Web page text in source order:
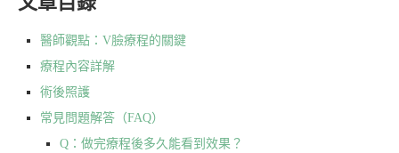
醫師觀點：V臉療程的關鍵
療程內容詳解
術後照護
常見問題解答（FAQ）
Q：做完療程後多久能看到效果？